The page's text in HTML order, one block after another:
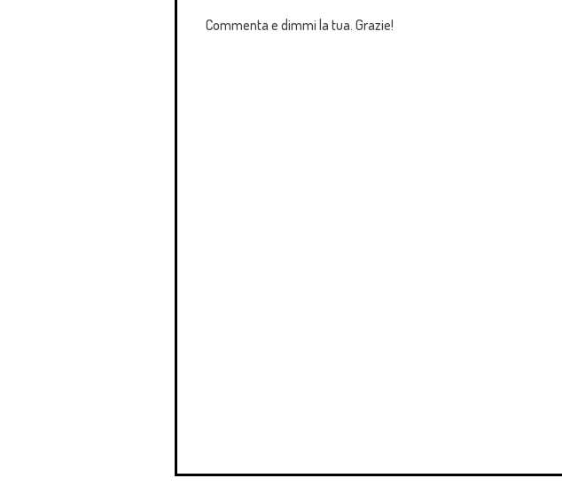
Commenta e dimmi la tua. Grazie!